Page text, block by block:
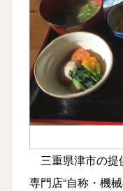
三重県津市の提
専門店“自称・機